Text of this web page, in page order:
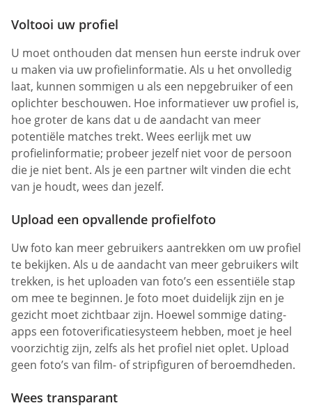
Voltooi uw profiel
U moet onthouden dat mensen hun eerste indruk over
u maken via uw profielinformatie. Als u het onvolledig
laat, kunnen sommigen u als een nepgebruiker of een
oplichter beschouwen. Hoe informatiever uw profiel is,
hoe groter de kans dat u de aandacht van meer
potentiële matches trekt. Wees eerlijk met uw
profielinformatie; probeer jezelf niet voor de persoon
die je niet bent. Als je een partner wilt vinden die echt
van je houdt, wees dan jezelf.
Upload een opvallende profielfoto
Uw foto kan meer gebruikers aantrekken om uw profiel
te bekijken. Als u de aandacht van meer gebruikers wilt
trekken, is het uploaden van foto’s een essentiële stap
om mee te beginnen. Je foto moet duidelijk zijn en je
gezicht moet zichtbaar zijn. Hoewel sommige dating-
apps een fotoverificatiesysteem hebben, moet je heel
voorzichtig zijn, zelfs als het profiel niet oplet. Upload
geen foto’s van film- of stripfiguren of beroemdheden.
Wees transparant